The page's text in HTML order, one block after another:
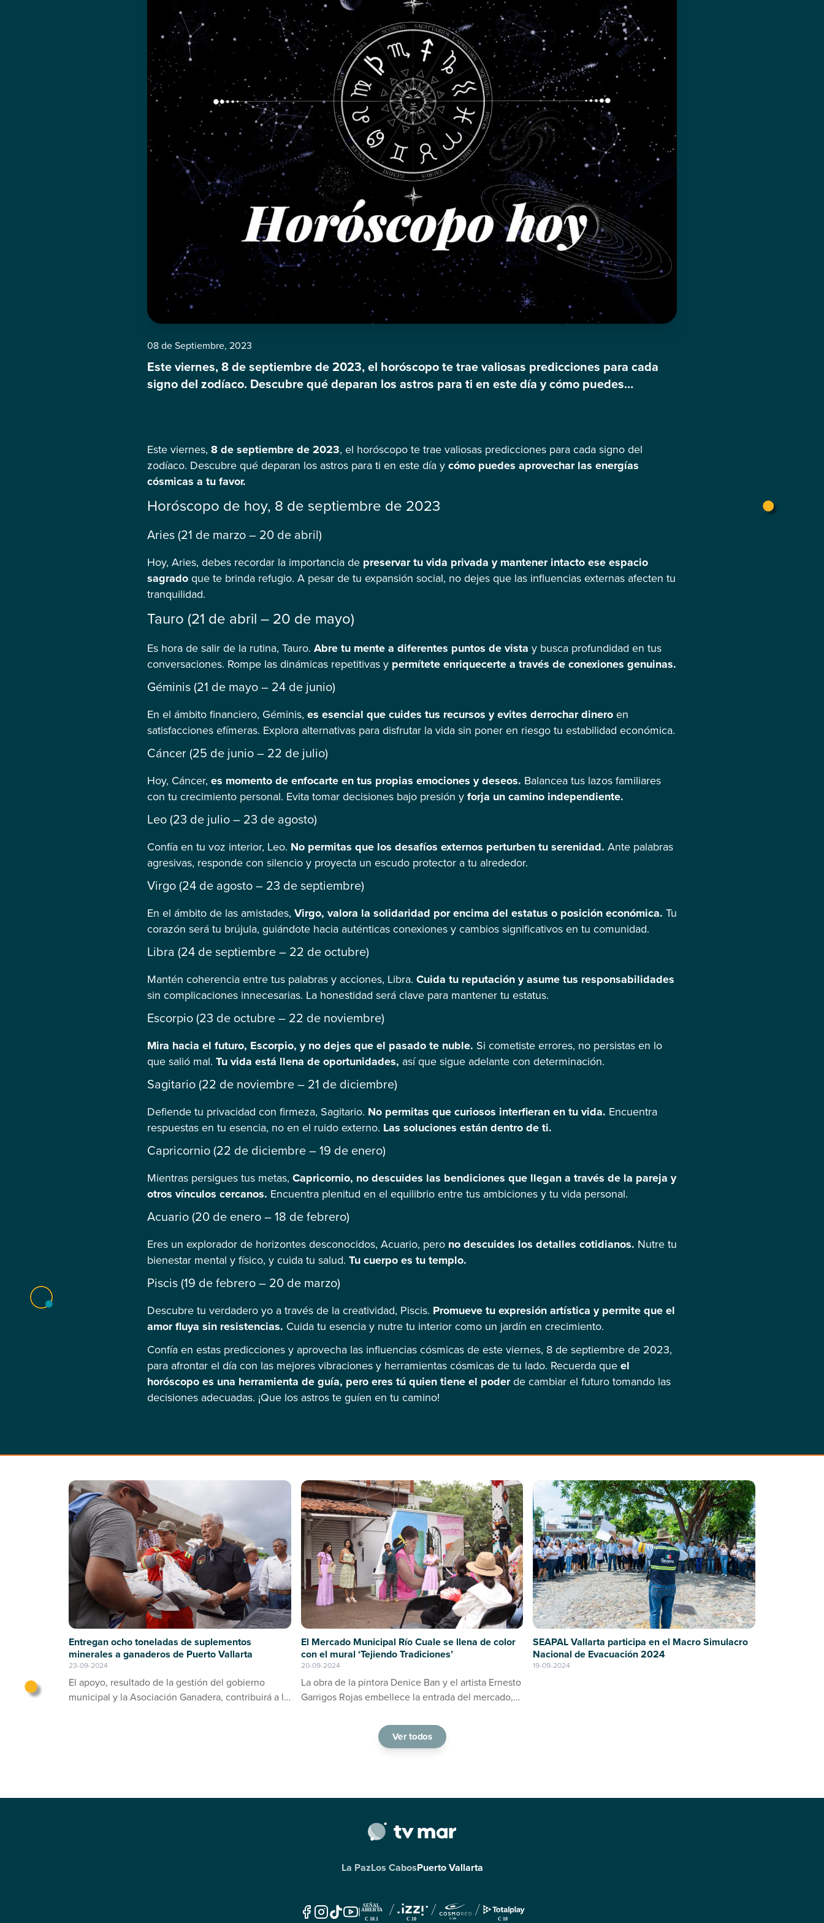
08 de Septiembre, 2023
Este viernes, 8 de septiembre de 2023, el horóscopo te trae valiosas predicciones para cada
signo del zodíaco. Descubre qué deparan los astros para ti en este día y cómo puedes
Este viernes, 8 de septiembre de 2023, el horóscopo te trae valiosas predicciones para cada signo del
zodíaco. Descubre qué deparan los astros para ti en este día ycómo puedes aprovechar las energías
cósmicas a tu favor.
Horóscopo de hoy, 8 de septiembre de 2023
Aries (21 de marzo – 20 de abril)
Hoy, Aries, debes recordar la importancia de preservar tu vida privada y mantener intacto ese espacio
sagradoque te brinda refugio. A pesar de tu expansión social, no dejes que las influencias externas afecten tu
tranquilidad.
Tauro (21 de abril – 20 de mayo)
Es hora de salir de la rutina, Tauro. Abre tu mente a diferentes puntos de vista y busca profundidad en tus
conversaciones. Rompe las dinámicas repetitivas y permítete enriquecerte a través de conexiones genuinas.
Géminis (21 de mayo – 24 de junio)
En el ámbito financiero, Géminis, es esencial que cuides tus recursos y evites derrochar dineroen
satisfacciones efímeras. Explora alternativas para disfrutar la vida sin poner en riesgo tu estabilidad económica.
Cáncer (25 de junio – 22 de julio)
Hoy, Cáncer, es momento de enfocarte en tus propias emociones y deseos. Balancea tus lazos familiares
con tu crecimiento personal. Evita tomar decisiones bajo presión yforja un camino independiente.
Leo (23 de julio – 23 de agosto)
Confía en tu voz interior, Leo. No permitas que los desafíos externos perturben tu serenidad. Ante palabras
agresivas, responde con silencio y proyecta un escudo protector a tu alrededor.
Virgo (24 de agosto – 23 de septiembre)
En el ámbito de las amistades, Virgo, valora la solidaridad por encima del estatus o posición económica. Tu
corazón será tu brújula, guiándote hacia auténticas conexiones y cambios significativos en tu comunidad.
Libra (24 de septiembre – 22 de octubre)
Mantén coherencia entre tus palabras y acciones, Libra. Cuida tu reputación y asume tus responsabilidades
sin complicaciones innecesarias. La honestidad será clave para mantener tu estatus.
Escorpio (23 de octubre – 22 de noviembre)
Mira hacia el futuro, Escorpio, y no dejes que el pasado te nuble. Si cometiste errores, no persistas en lo
que salió mal. Tu vida está llena de oportunidades, así que sigue adelante con determinación.
Sagitario (22 de noviembre – 21 de diciembre)
Defiende tu privacidad con firmeza, Sagitario. No permitas que curiosos interfieran en tu vida. Encuentra
respuestas en tu esencia, no en el ruido externo. Las soluciones están dentro de ti.
Capricornio (22 de diciembre – 19 de enero)
Mientras persigues tus metas, Capricornio, no descuides las bendiciones que llegan a través de la pareja y
otros vínculos cercanos. Encuentra plenitud en el equilibrio entre tus ambiciones y tu vida personal.
Acuario (20 de enero – 18 de febrero)
Eres un explorador de horizontes desconocidos, Acuario, pero no descuides los detalles cotidianos. Nutre tu
bienestar mental y físico, y cuida tu salud. Tu cuerpo es tu templo.
Piscis (19 de febrero – 20 de marzo)
Descubre tu verdadero yo a través de la creatividad, Piscis. Promueve tu expresión artística y permite que el
amor fluya sin resistencias. Cuida tu esencia y nutre tu interior como un jardín en crecimiento.
Confía en estas predicciones y aprovecha las influencias cósmicas de este viernes, 8 de septiembre de 2023,
para afrontar el día con las mejores vibraciones y herramientas cósmicas de tu lado. Recuerda queel
horóscopo es una herramienta de guía, pero eres tú quien tiene el poderde cambiar el futuro tomando las
decisiones adecuadas. ¡Que los astros te guíen en tu camino!
Entregan ocho toneladas de suplementos
minerales a ganaderos de Puerto Vallarta
23-09-2024
El apoyo, resultado de la gestión del gobierno
municipal y la Asociación Ganadera, contribuirá a la
El Mercado Municipal Río Cuale se llena de color
con el mural ‘Tejiendo Tradiciones’
20-09-2024
La obra de la pintora Denice Ban y el artista Ernesto
Garrigos Rojas embellece la entrada del mercado,
SEAPAL Vallarta participa en el Macro Simulacro
Nacional de Evacuación 2024
19-09-2024
Ver todos
La PazLos CabosPuerto Vallarta
|